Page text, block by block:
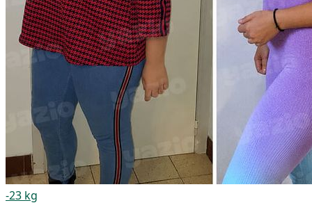
-23 kg